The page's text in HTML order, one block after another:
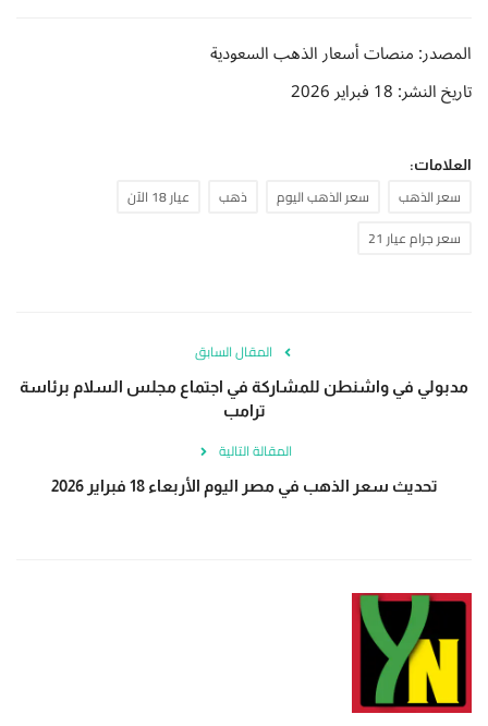
المصدر: منصات أسعار الذهب السعودية
تاريخ النشر: 18 فبراير 2026
العلامات:
سعر الذهب سعر الذهب اليوم ذهب
عيار 18 الآن
سعر جرام عيار 21
المقال السابق
مدبولي في واشنطن للمشاركة في اجتماع مجلس السلام برئاسة
ترامب
المقالة التالية
تحديث سعر الذهب في مصر اليوم الأربعاء 18 فبراير 2026